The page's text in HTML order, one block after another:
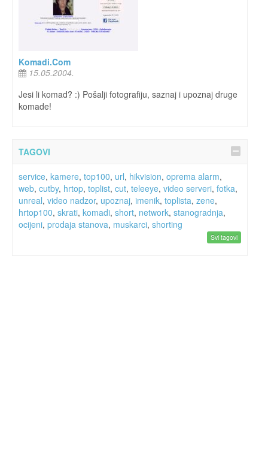
Komadi.Com
15.05.2004.
Jesi li komad? :) Pošalji fotografiju, saznaj i upoznaj druge
komade!
TAGOVI
service, kamere, top100, url, hikvision, oprema alarm,
web, cutby, hrtop, toplist, cut, teleeye, video serveri, fotka,
unreal, video nadzor, upoznaj, imenik, toplista, zene,
hrtop100, skrati, komadi, short, network, stanogradnja,
ocijeni, prodaja stanova, muskarci, shorting
Svi tagovi